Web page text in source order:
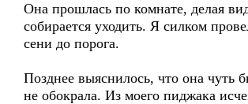
Она прошлась по комнате, делая
собирается уходить. Я силком
сени до порога.
Позднее выяснилось, что она чуть
не обокрала. Из моего пиджака